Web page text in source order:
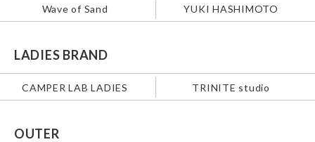
Wave of Sand YUKI HASHIMOTO
LADIES BRAND
CAMPER LAB LADIES TRINITE studio
OUTER